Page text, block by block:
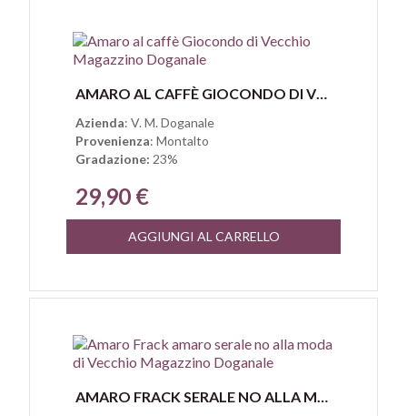
Anteprima AMARO AL CAFFÈ GIOCONDO DI VECCHIO MAGAZZINO DOGANALE
Azienda: V. M. Doganale
Provenienza: Montalto
Gradazione: 23%
29,90 €
AGGIUNGI AL CARRELLO
Anteprima AMARO FRACK SERALE NO ALLA MODA DI VECCHIO MAGAZZINO DOGANALE